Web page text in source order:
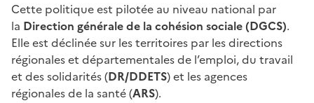
Cette politique est pilotée au niveau national par
la Direction générale de la cohésion sociale (DGCS).
Elle est déclinée sur les territoires par les directions
régionales et départementales de l’emploi, du travail
et des solidarités (DR/DDETS) et les agences
régionales de la santé (ARS).